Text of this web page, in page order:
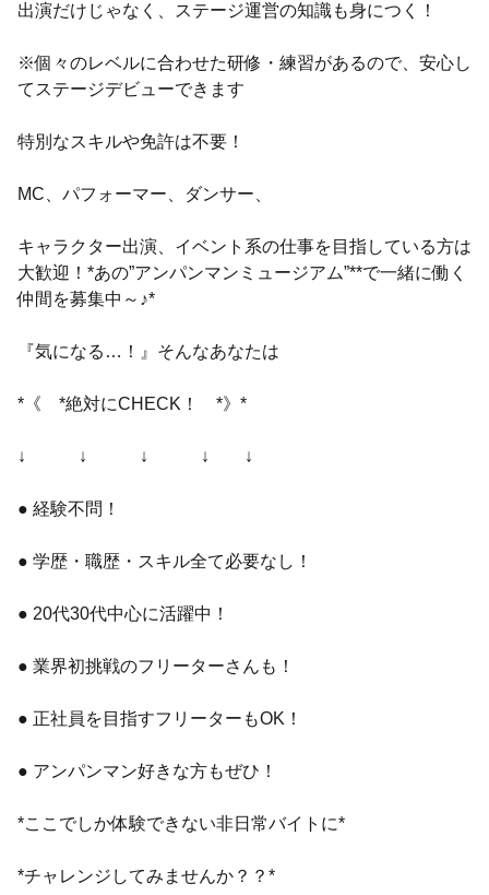
出演だけじゃなく、ステージ運営の知識も身につく！
※個々のレベルに合わせた研修・練習があるので、安心し
てステージデビューできます
特別なスキルや免許は不要！
MC、パフォーマー、ダンサー、
キャラクター出演、イベント系の仕事を目指している方は
大歓迎！*あの”アンパンマンミュージアム”**で一緒に働く
仲間を募集中～♪*
『気になる…！』そんなあなたは
*《 *絶対にCHECK！ *》*
↓ ↓ ↓ ↓ ↓
● 経験不問！
● 学歴・職歴・スキル全て必要なし！
● 20代30代中心に活躍中！
● 業界初挑戦のフリーターさんも！
● 正社員を目指すフリーターもOK！
● アンパンマン好きな方もぜひ！
*ここでしか体験できない非日常バイトに*
*チャレンジしてみませんか？？*